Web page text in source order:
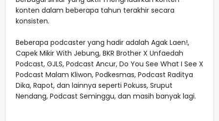
konten dalam beberapa tahun terakhir secara
konsisten.
Beberapa podcaster yang hadir adalah Agak Laen!,
Capek Mikir With Jebung, BKR Brother X Unfaedah
Podcast, GJLS, Podcast Ancur, Do You See What I See X
Podcast Malam Kliwon, Podkesmas, Podcast Raditya
Dika, Rapot, dan lainnya seperti Pokuss, Sruput
Nendang, Podcast Seminggu, dan masih banyak lagi.